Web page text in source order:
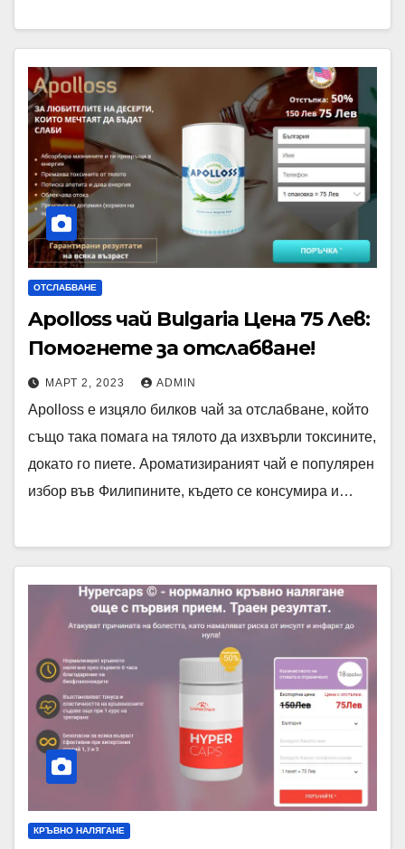
ОТСЛАБВАНЕ
Apolloss чай Bulgaria Цена 75 Лев:
Помогнете за отслабване!
МАРТ 2, 2023 ADMIN
Apolloss е изцяло билков чай ​​за отслабване, който
също така помага на тялото да изхвърли токсините,
докато го пиете. Ароматизираният чай е популярен
избор във Филипините, където се консумира и…
КРЪВНО НАЛЯГАНЕ